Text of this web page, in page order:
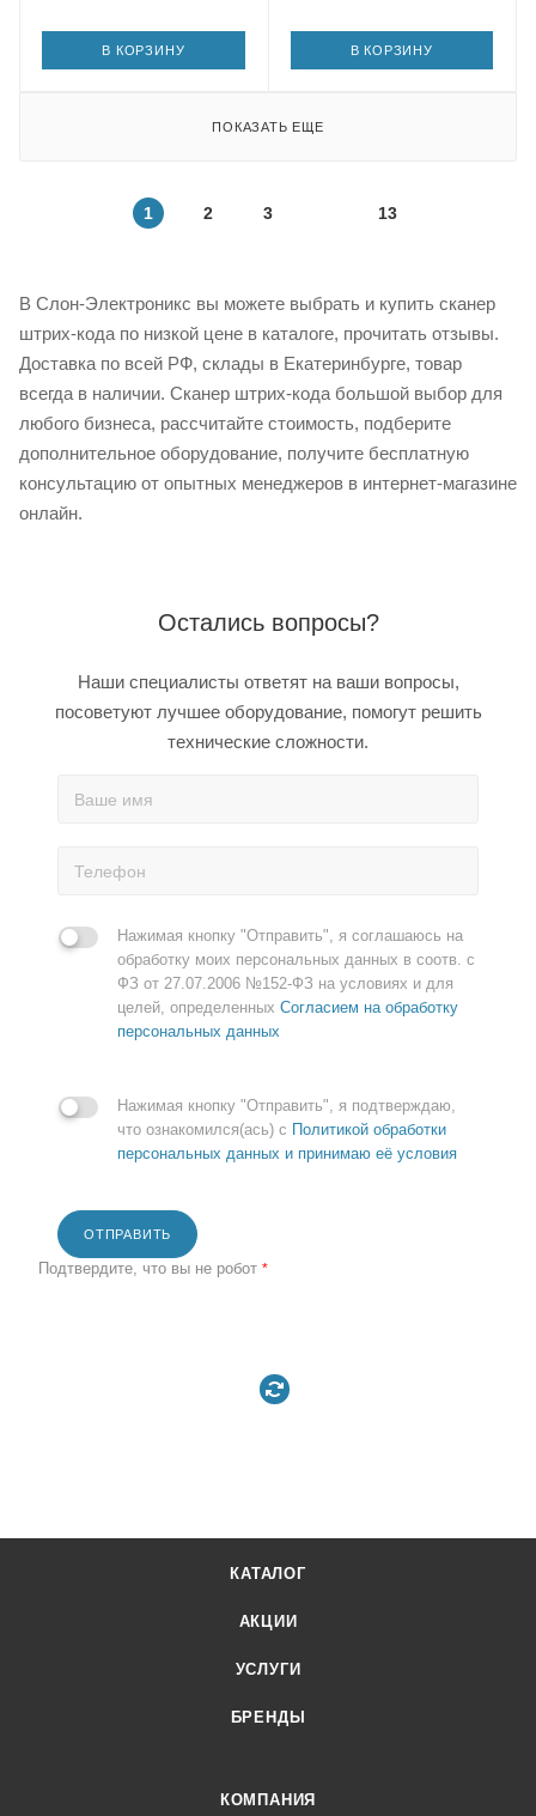
В КОРЗИНУ В КОРЗИНУ
ПОКАЗАТЬ ЕЩЕ
1 2 3 13
В Слон-Электроникс вы можете выбрать и купить сканер
штрих-кода по низкой цене в каталоге, прочитать отзывы.
Доставка по всей РФ, склады в Екатеринбурге, товар
всегда в наличии. Сканер штрих-кода большой выбор для
любого бизнеса, рассчитайте стоимость, подберите
дополнительное оборудование, получите бесплатную
консультацию от опытных менеджеров в интернет-магазине
онлайн.
Остались вопросы?
Наши специалисты ответят на ваши вопросы,
посоветуют лучшее оборудование, помогут решить
технические сложности.
Нажимая кнопку "Отправить", я соглашаюсь на
обработку моих персональных данных в соотв. с
ФЗ от 27.07.2006 №152-ФЗ на условиях и для
целей, определенных Согласием на обработку
персональных данных
Нажимая кнопку "Отправить", я подтверждаю,
что ознакомился(ась) с Политикой обработки
персональных данных и принимаю её условия
ОТПРАВИТЬ
Подтвердите, что вы не робот *
КАТАЛОГ
АКЦИИ
УСЛУГИ
БРЕНДЫ
КОМПАНИЯ